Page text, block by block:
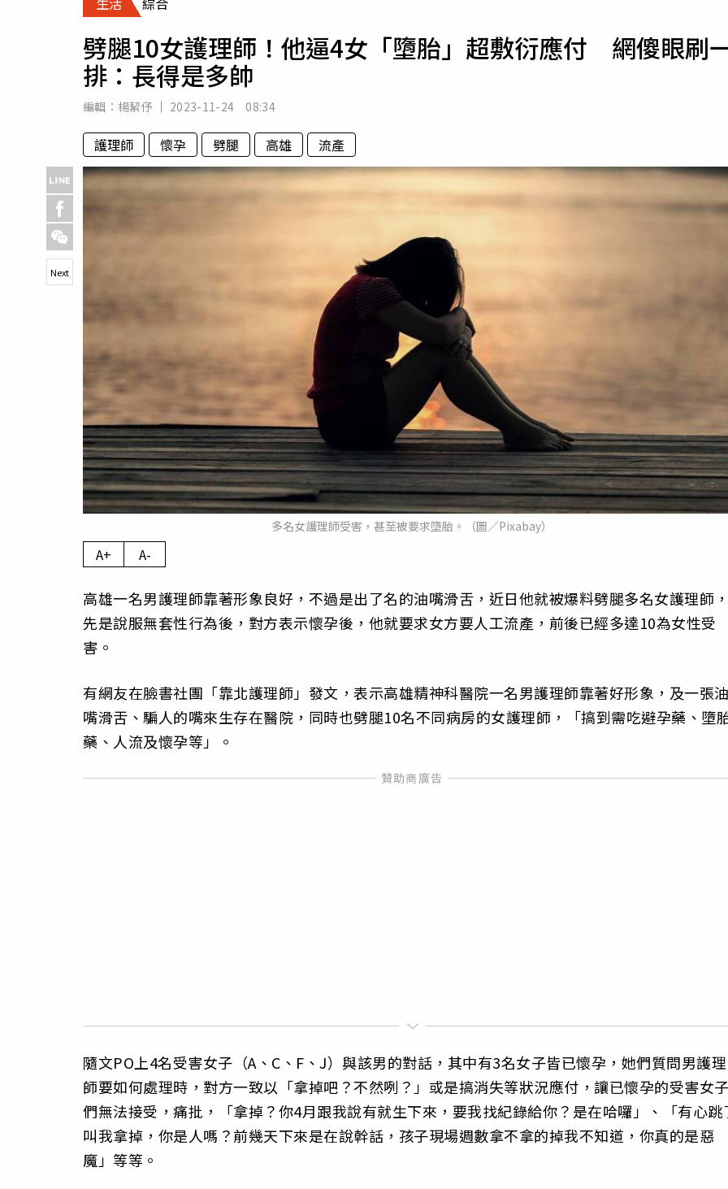
專欄
運勢
劈腿10女護理師！他逼4女「墮胎」超敷衍應付 網傻眼刷
排：長得是多帥
編輯： 楊絜伃 2023-11-24 08:34
護理師 懷孕 劈腿 高雄 流產
多名女護理師受害，甚至被要求墮胎。（圖／Pixabay）
Next
A+ A-
高雄一名男護理師靠著形象良好，不過是出了名的油嘴滑舌，近日他就被爆料劈腿多名女護理師
先是說服無套性行為後，對方表示懷孕後，他就要求女方要人工流產，前後已經多達10為女性受
害。
有網友在臉書社團「靠北護理師」發文，表示高雄精神科醫院一名男護理師靠著好形象，及一張
嘴滑舌、騙人的嘴來生存在醫院，同時也劈腿10名不同病房的女護理師，「搞到需吃避孕藥、墮
藥、人流及懷孕等」。
隨文PO上4名受害女子（A、C、F、J）與該男的對話，其中有3名女子皆已懷孕，她們質問男護理
師要如何處理時，對方一致以「拿掉吧？不然咧？」或是搞消失等狀況應付，讓已懷孕的受害女
們無法接受，痛批，「拿掉？你4月跟我說有就生下來，要我找紀錄給你？是在哈囉」、「有心跳
叫我拿掉，你是人嗎？前幾天下來是在說幹話，孩子現場週數拿不拿的掉我不知道，你真的是惡
魔」等等。